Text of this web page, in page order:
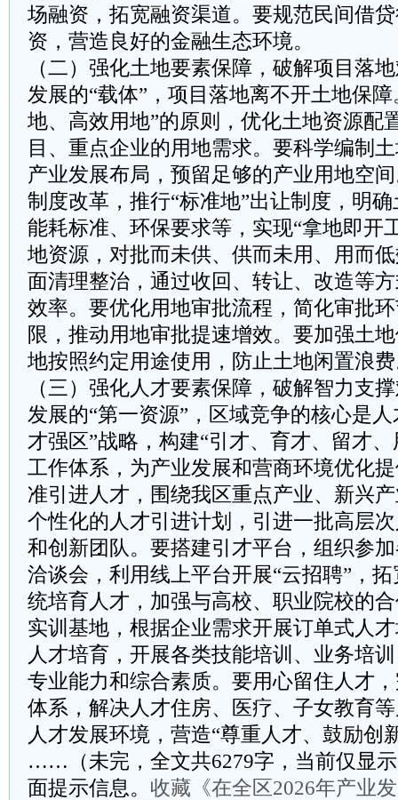
场融资，拓宽融资渠道。要规范民间借
资，营造良好的金融生态环境。
（二）强化土地要素保障，破解项目落
发展的“载体”，项目落地离不开土地保
地、高效用地”的原则，优化土地资源配
目、重点企业的用地需求。要科学编制
产业发展布局，预留足够的产业用地空
制度改革，推行“标准地”出让制度，明
能耗标准、环保要求等，实现“拿地即开
地资源，对批而未供、供而未用、用而
面清理整治，通过收回、转让、改造等
效率。要优化用地审批流程，简化审批
限，推动用地审批提速增效。要加强土
地按照约定用途使用，防止土地闲置浪
（三）强化人才要素保障，破解智力支
发展的“第一资源”，区域竞争的核心是
才强区”战略，构建“引才、育才、留才
工作体系，为产业发展和营商环境优化
准引进人才，围绕我区重点产业、新兴
个性化的人才引进计划，引进一批高层
和创新团队。要搭建引才平台，组织参
洽谈会，利用线上平台开展“云招聘”，
统培育人才，加强与高校、职业院校的
实训基地，根据企业需求开展订单式人
人才培育，开展各类技能培训、业务培
专业能力和综合素质。要用心留住人才
体系，解决人才住房、医疗、子女教育
人才发展环境，营造“尊重人才、鼓励创
……（未完，全文共6279字，当前仅显
面提示信息。 收藏《在全区2026年产业